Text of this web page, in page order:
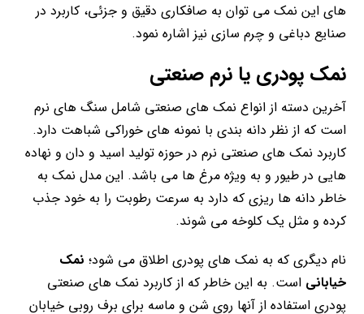
های این نمک می توان به صافکاری دقیق و جزئی، کاربرد در
صنایع دباغی و چرم سازی نیز اشاره نمود.
نمک پودری یا نرم صنعتی
آخرین دسته از انواع نمک های صنعتی شامل سنگ های نرم
است که از نظر دانه بندی با نمونه های خوراکی شباهت دارد.
کاربرد نمک های صنعتی نرم در حوزه تولید اسید و دان و نهاده
هایی در طیور و به ویژه مرغ ها می باشد. این مدل نمک به
خاطر دانه ها ریزی که دارد به سرعت رطوبت را به خود جذب
کرده و مثل یک کلوخه می شوند.
نام دیگری که به نمک های پودری اطلاق می شود؛ نمک
خیابانی است. به این خاطر که از کاربرد نمک های صنعتی
پودری استفاده از آنها روی شن و ماسه برای برف روبی خیابان